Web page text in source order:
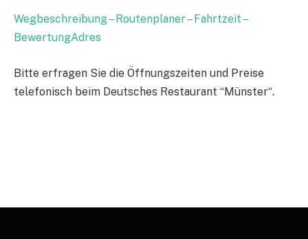
Wegbeschreibung – Routenplaner – Fahrtzeit –
BewertungAdres
Bitte erfragen Sie die Öffnungszeiten und Preise
telefonisch beim Deutsches Restaurant “Münster“.